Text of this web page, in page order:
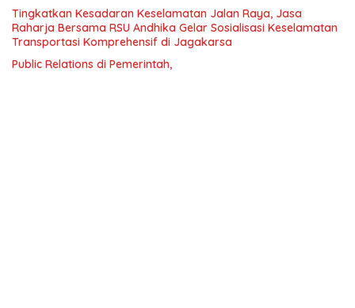
Tingkatkan Kesadaran Keselamatan Jalan Raya, Jasa
Raharja Bersama RSU Andhika Gelar Sosialisasi Keselamatan
Transportasi Komprehensif di Jagakarsa
Public Relations di Pemerintah,